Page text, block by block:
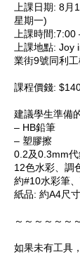
上課⽇期: 8
星期一)
上課時間
上課地點:
業街9號同利
課程價錢:
建議學生準備
– HB鉛筆
– 塑膠擦
0.2及0.3mm
12色水彩、調
約#10水彩筆
紙品: 約A4尺
～～～～～～
如果未有工具